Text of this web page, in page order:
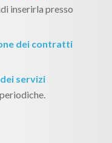
inserirla presso
dei contratti
servizi